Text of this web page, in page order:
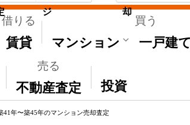
借りる
賃貸
買う
マンション 一戸建
売る
不動産査定
その他
投資
ジ 却
41年〜築45年のマンション売却査定